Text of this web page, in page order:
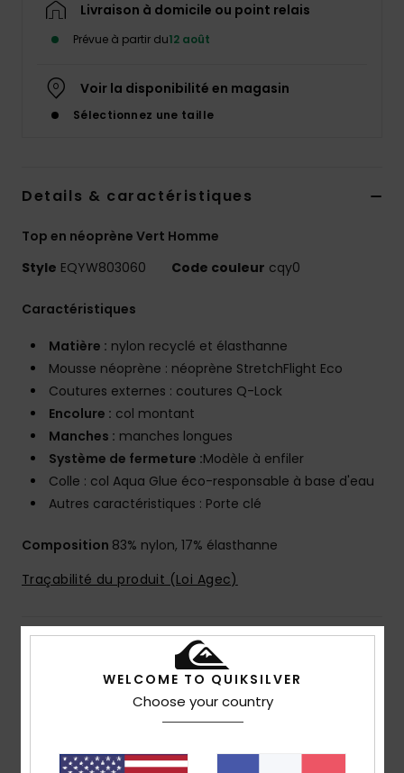
Livraison à domicile ou point relais
Prévue à partir du12 août
Voir la disponibilité en magasin
Sélectionnez une taille
Details & caractéristiques
Top en néoprène Vert Homme
Style EQYW803060 Code couleur cqy0
Caractéristiques
Matière : nylon recyclé et élasthanne
Mousse néoprène : néoprène StretchFlight Eco
Coutures externes : coutures Q-Lock
Encolure : col montant
Manches : manches longues
Système de fermeture :Modèle à enfiler
Colle : col Aqua Glue éco-responsable à base d'eau
Autres caractéristiques : Porte clé
Composition 83% nylon, 17% élasthanne
Traçabilité du produit (Loi Agec)
Livraison & Retours
WELCOME TO QUIKSILVER
Choose your country